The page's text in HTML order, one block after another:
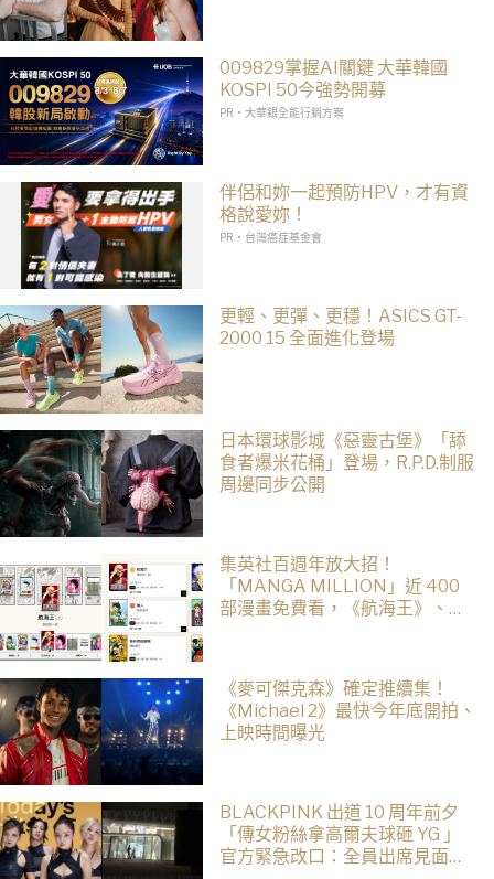
009829掌握AI關鍵 大華韓國
KOSPI 50今強勢開募
PR・大華銀全能行銷方案
伴侶和妳一起預防HPV，才有資
格說愛妳！
PR・台灣癌症基金會
更輕、更彈、更穩！ASICS GT-
2000 15 全面進化登場
日本環球影城《惡靈古堡》「舔
食者爆米花桶」登場，R.P.D.制服
周邊同步公開
集英社百週年放大招！
「MANGA MILLION」近 400
部漫畫免費看，《航海王》、
《麥可傑克森》確定推續集！
《Michael 2》最快今年底開拍、
上映時間曝光
BLACKPINK 出道 10 周年前夕
「傳女粉絲拿高爾夫球砸 YG 」
官方緊急改口：全員出席見面